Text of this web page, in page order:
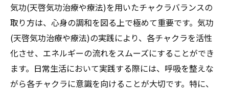
気功(天啓気功治療や療法)を用いたチャクラバランスの
取り方は、心身の調和を図る上で極めて重要です。気功
(天啓気功治療や療法)の実践により、各チャクラを活性
化させ、エネルギーの流れをスムーズにすることができ
ます。日常生活において実践する際には、呼吸を整えな
がら各チャクラに意識を向けることが大切です。特に、